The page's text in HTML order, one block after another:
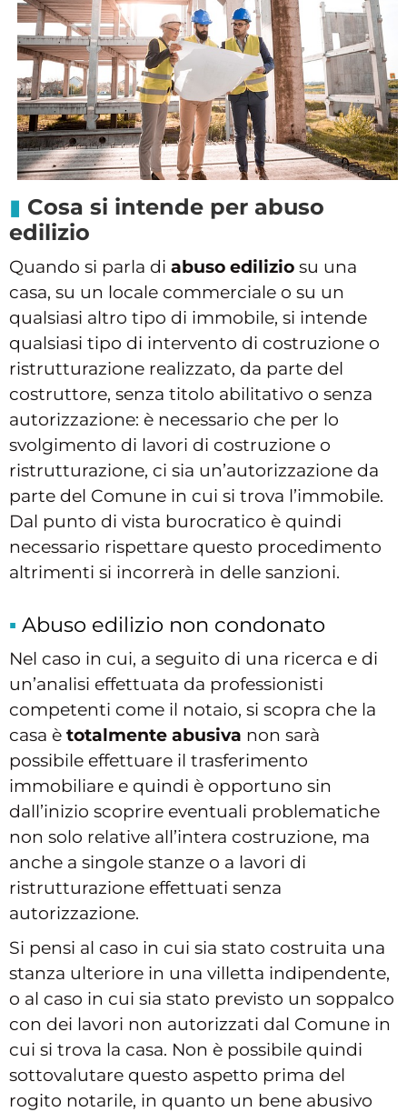
Cosa si intende per abuso
edilizio
Quando si parla di abuso edilizio su una
casa, su un locale commerciale o su un
qualsiasi altro tipo di immobile, si intende
qualsiasi tipo di intervento di costruzione o
ristrutturazione realizzato, da parte del
costruttore, senza titolo abilitativo o senza
autorizzazione: è necessario che per lo
svolgimento di lavori di costruzione o
ristrutturazione, ci sia un’autorizzazione da
parte del Comune in cui si trova l’immobile.
Dal punto di vista burocratico è quindi
necessario rispettare questo procedimento
altrimenti si incorrerà in delle sanzioni.
Abuso edilizio non condonato
Nel caso in cui, a seguito di una ricerca e di
un’analisi effettuata da professionisti
competenti come il notaio, si scopra che la
casa è totalmente abusiva non sarà
possibile effettuare il trasferimento
immobiliare e quindi è opportuno sin
dall’inizio scoprire eventuali problematiche
non solo relative all’intera costruzione, ma
anche a singole stanze o a lavori di
ristrutturazione effettuati senza
autorizzazione.
Si pensi al caso in cui sia stato costruita una
stanza ulteriore in una villetta indipendente,
o al caso in cui sia stato previsto un soppalco
con dei lavori non autorizzati dal Comune in
cui si trova la casa. Non è possibile quindi
sottovalutare questo aspetto prima del
rogito notarile, in quanto un bene abusivo